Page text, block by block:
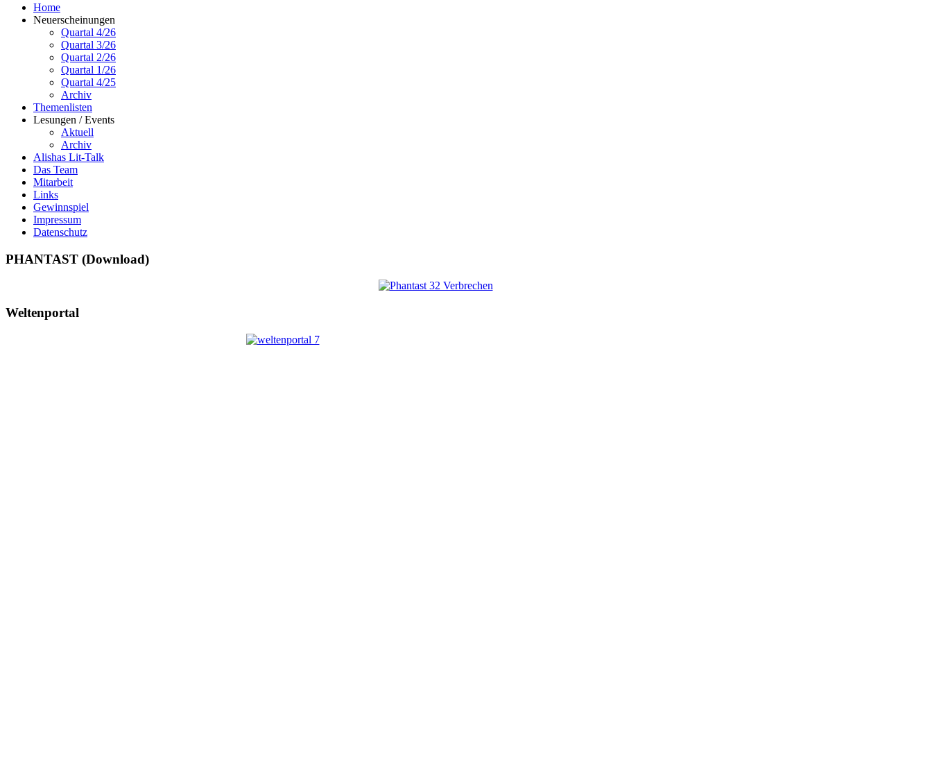
Home
Neuerscheinungen
Quartal 4/26
Quartal 3/26
Quartal 2/26
Quartal 1/26
Quartal 4/25
Archiv
Themenlisten
Lesungen / Events
Aktuell
Archiv
Alishas Lit-Talk
Das Team
Mitarbeit
Links
Gewinnspiel
Impressum
Datenschutz
PHANTAST (Download)
Weltenportal